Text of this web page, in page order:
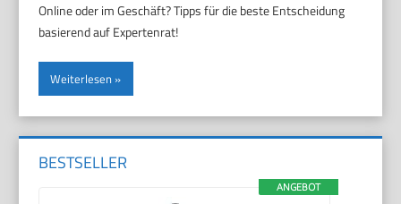
Online oder im Geschäft? Tipps für die beste Entscheidung
basierend auf Expertenrat!
Weiterlesen
BESTSELLER
ANGEBOT